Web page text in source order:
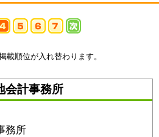
載順位が入れ替わります。
会計事務所
務所